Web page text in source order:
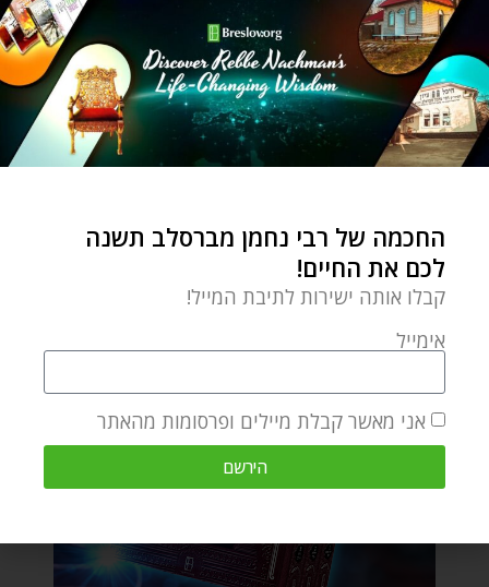
החכמה של רבי נחמן מברסלב תשנה
לכם את החיים!
קבלו אותה ישירות לתיבת המייל!
אימייל
אני מאשר קבלת מיילים ופרסומות מהאתר
הירשם